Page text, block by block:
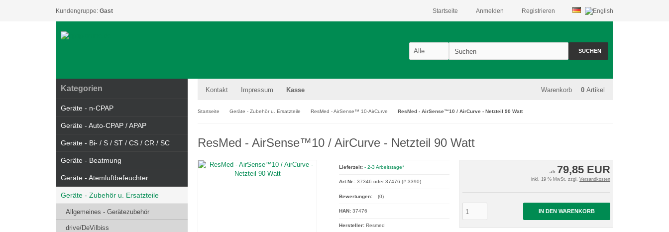
Kundengruppe: Gast Registrieren
Anmelden
Startseite
SUCHEN
Kontakt Impressum Kasse Warenkorb 0 Artikel
Startseite Geräte - Zubehör u. Ersatzteile ResMed - AirSense™ 10-AirCurve ResMed - AirSense™10 / AirCurve - Netzteil 90 Watt
ResMed - AirSense™10 / AirCurve - Netzteil 90 Watt
ab 79,85 EUR
inkl. 19 % MwSt. zzgl. Versandkosten
IN DEN WARENKORB
Lieferzeit: - 2-3 Arbeitstage*
Art.Nr.: 37346 oder 37476 (# 3390)
Bewertungen: (0)
HAN:37476
Hersteller: Resmed
Kategorien
Geräte - n-CPAP
Geräte - Auto-CPAP / APAP
Geräte - Bi- / S / ST / CS / CR / SC
Geräte - Beatmung
Geräte - Atemluftbefeuchter
Geräte - Zubehör u. Ersatzteile
Allgemeines - Gerätezubehör
drive/DeVilbiss